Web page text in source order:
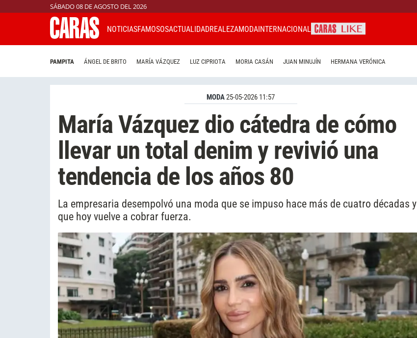
SÁBADO 08 DE AGOSTO DEL 2026
NOTICIASFAMOSOSACTUALIDADREALEZAMODAINTERNACIONAL
PAMPITA ÁNGEL DE BRITO MARÍA VÁZQUEZ LUZ CIPRIOTA MORIA CASÁN JUAN MINUJÍN HERMANA VERÓNICA
MODA25-05-2026 11:57
María Vázquez dio cátedra de cómo
llevar un total denim y revivió una
tendencia de los años 80
La empresaria desempolvó una moda que se impuso hace más de cuatro décadas y
que hoy vuelve a cobrar fuerza.